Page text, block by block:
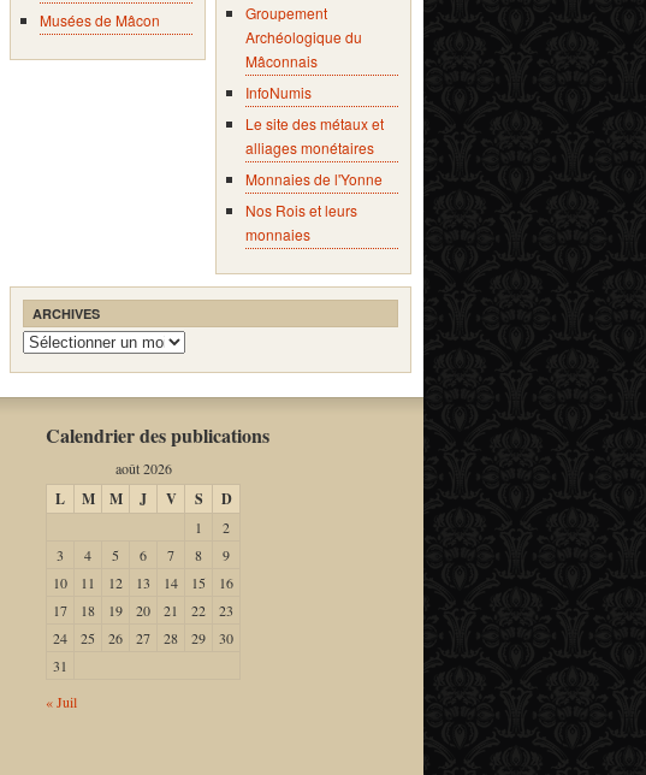
Musées de Mâcon
Groupement
Archéologique du
Mâconnais
InfoNumis
Le site des métaux et
alliages monétaires
Monnaies de l'Yonne
Nos Rois et leurs
monnaies
ARCHIVES
Archives
Calendrier des publications
août 2026
L M M J V S D
1
2
3
4 5 6 7 8
9
10
11 12 13 14 15
16
17
18 19 20 21 22
23
24
25 26 27 28 29
30
31
« Juil